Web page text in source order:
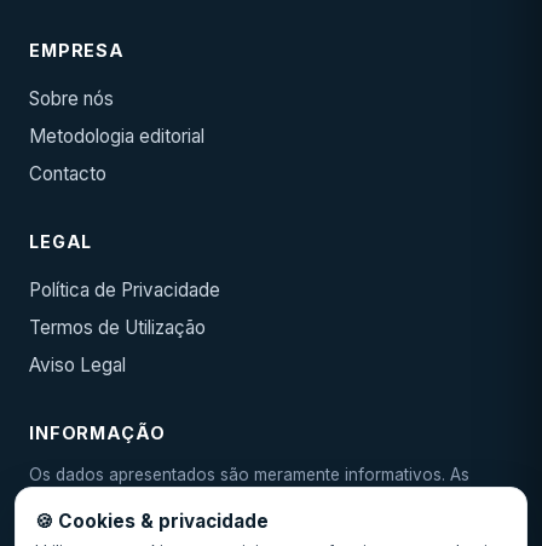
EMPRESA
Sobre nós
Metodologia editorial
Contacto
LEGAL
Política de Privacidade
Termos de Utilização
Aviso Legal
INFORMAÇÃO
Os dados apresentados são meramente informativos. As
emissora. As TAEG e taxas são indicativas e podem variar.
🍪 Cookies & privacidade